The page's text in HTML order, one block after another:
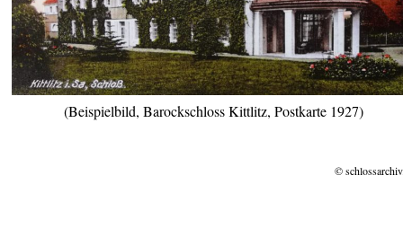
(Beispielbild, Barockschloss Kittlitz, Postkarte 1927)
©